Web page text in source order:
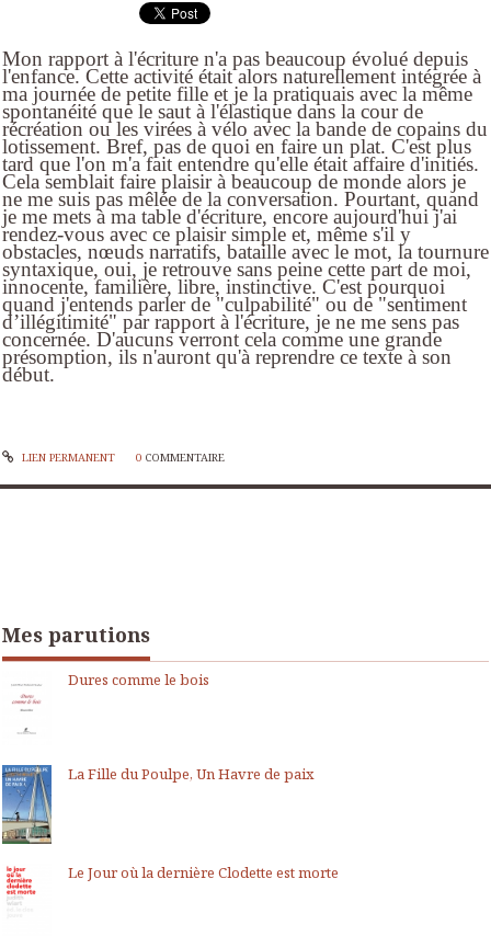
Mon rapport à l'écriture n'a pas beaucoup évolué depuis
l'enfance. Cette activité était alors naturellement intégrée à
ma journée de petite fille et je la pratiquais avec la même
spontanéité que le saut à l'élastique dans la cour de
récréation ou les virées à vélo avec la bande de copains du
lotissement. Bref, pas de quoi en faire un plat. C'est plus
tard que l'on m'a fait entendre qu'elle était affaire d'initiés.
Cela semblait faire plaisir à beaucoup de monde alors je
ne me suis pas mêlée de la conversation. Pourtant, quand
je me mets à ma table d'écriture, encore aujourd'hui j'ai
rendez-vous avec ce plaisir simple et, même s'il y
obstacles, nœuds narratifs, bataille avec le mot, la tournure
syntaxique, oui, je retrouve sans peine cette part de moi,
innocente, familière, libre, instinctive. C'est pourquoi
quand j'entends parler de "culpabilité" ou de "sentiment
d’illégitimité" par rapport à l'écriture, je ne me sens pas
concernée. D'aucuns verront cela comme une grande
présomption, ils n'auront qu'à reprendre ce texte à son
début.
LIEN PERMANENT 0 COMMENTAIRE
Mes parutions
Dures comme le bois
La Fille du Poulpe, Un Havre de paix
Le Jour où la dernière Clodette est morte